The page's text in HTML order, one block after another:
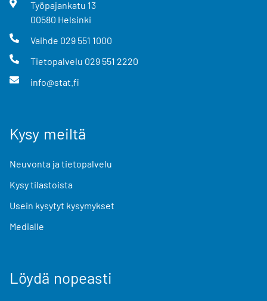
Työpajankatu 13
00580 Helsinki
Vaihde 029 551 1000
Tietopalvelu 029 551 2220
info@stat.fi
Kysy meiltä
Neuvonta ja tietopalvelu
Kysy tilastoista
Usein kysytyt kysymykset
Medialle
Löydä nopeasti